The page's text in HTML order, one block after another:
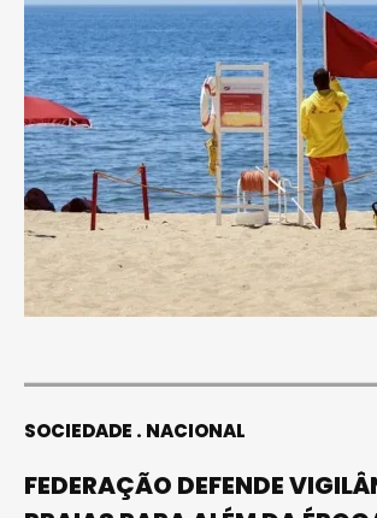
SOCIEDADE NACIONAL
FEDERAÇÃO DEFENDE